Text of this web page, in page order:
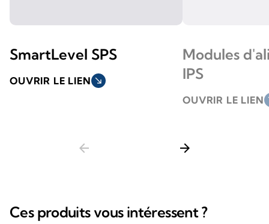
SmartLevel SPS
OUVRIR LE LIEN south_east
Modules
IPS
OUVRIR LE LIEN
arrow_back arrow_forward
Ces produits vous intéressent ?